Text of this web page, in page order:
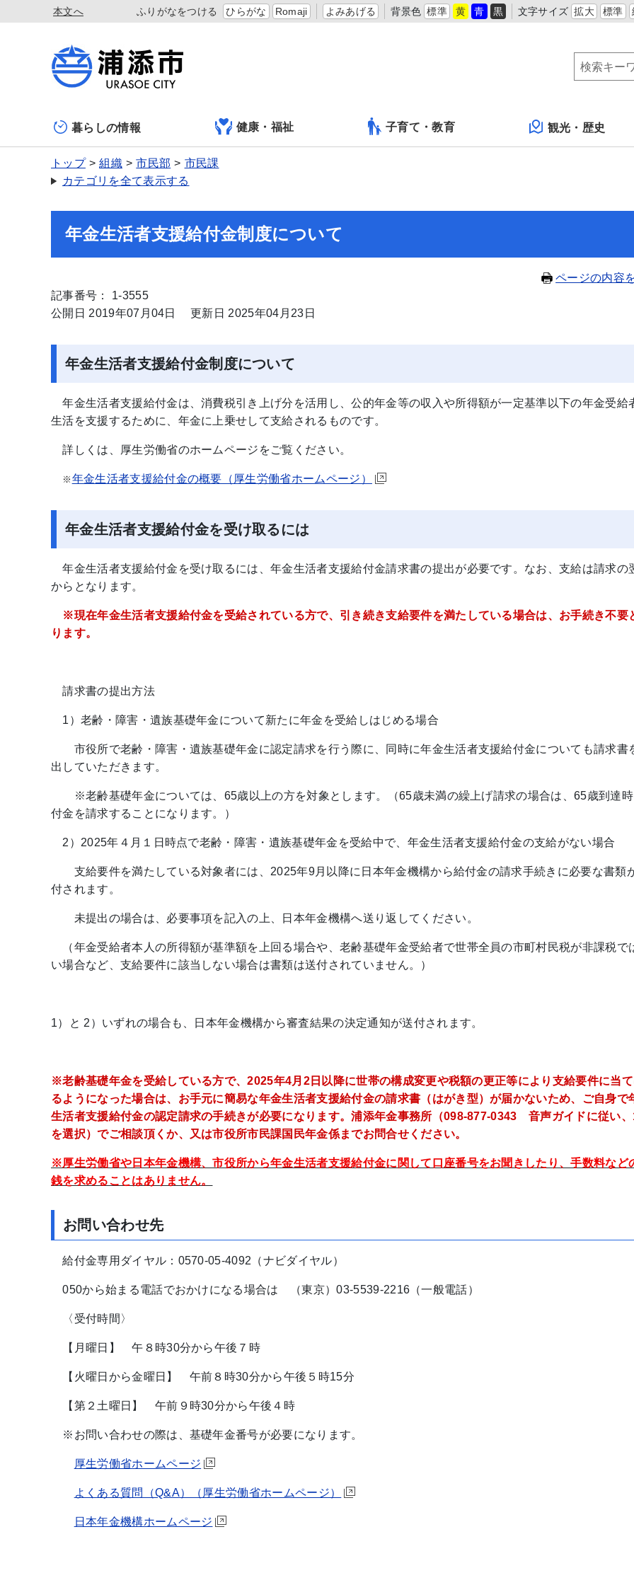
本文へ ふりがなをつける ひらがな Romaji よみあげる 背景色 標準 黄 青 黒 文字サイズ 拡大 標準
暮らしの情報 健康・福祉 子育て・教育 観光・歴史
トップ 組織 市民部
市民課
カテゴリを全て表示する
年金生活者支援給付金制度について
ページの内容
記事番号： 1-3555
公開日 2019年07月04日
更新日 2025年04月23日
年金生活者支援給付金制度について
年金生活者支援給付金は、消費税引き上げ分を活用し、公的年金等の収入や所得額が一定基準以下の年金受給
生活を支援するために、年金に上乗せして支給されるものです。
詳しくは、厚生労働省のホームページをご覧ください。
※ 年金生活者支援給付金の概要（厚生労働省ホームページ）
年金生活者支援給付金を受け取るには
年金生活者支援給付金を受け取るには、年金生活者支援給付金請求書の提出が必要です。なお、支給は請求の
からとなります。
※現在年金生活者支援給付金を受給されている方で、引き続き支給要件を満たしている場合は、お手続き不要
ります。
請求書の提出方法
1）老齢・障害・遺族基礎年金について新たに年金を受給しはじめる場合
市役所で老齢・障害・遺族基礎年金に認定請求を行う際に、同時に年金生活者支援給付金についても請求書
出していただきます。
※老齢基礎年金については、65歳以上の方を対象とします。（65歳未満の繰上げ請求の場合は、65歳到達
付金を請求することになります。）
2）2025年４月１日時点で老齢・障害・遺族基礎年金を受給中で、年金生活者支援給付金の支給がない場合
支給要件を満たしている対象者には、2025年9月以降に日本年金機構から給付金の請求手続きに必要な書類
付されます。
未提出の場合は、必要事項を記入の上、日本年金機構へ送り返してください。
（年金受給者本人の所得額が基準額を上回る場合や、老齢基礎年金受給者で世帯全員の市町村民税が非課税で
い場合など、支給要件に該当しない場合は書類は送付されていません。）
1）と 2）いずれの場合も、日本年金機構から審査結果の決定通知が送付されます。
※老齢基礎年金を受給している方で、2025年4月2日以降に世帯の構成変更や税額の更正等により支給要件に当て
るようになった場合は、お手元に簡易な年金生活者支援給付金の請求書（はがき型）が届かないため、ご自身で
生活者支援給付金の認定請求の手続きが必要になります。浦添年金事務所（098-877-0343 音声ガイドに従い
を選択）でご相談頂くか、又は市役所市民課国民年金係までお問合せください。
※厚生労働省や日本年金機構、市役所から年金生活者支援給付金に関して口座番号をお聞きしたり、手数料など
銭を求めることはありません。
お問い合わせ先
給付金専用ダイヤル：0570-05-4092（ナビダイヤル）
050から始まる電話でおかけになる場合は （東京）03-5539-2216（一般電話）
〈受付時間〉
【月曜日】 午８時30分から午後７時
【火曜日から金曜日】 午前８時30分から午後５時15分
【第２土曜日】 午前９時30分から午後４時
※お問い合わせの際は、基礎年金番号が必要になります。
厚生労働省ホームページ
よくある質問（Q&A）（厚生労働省ホームページ）
日本年金機構ホームページ